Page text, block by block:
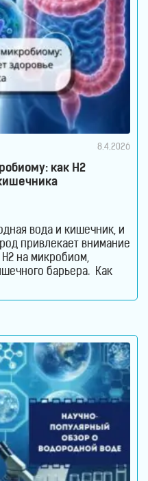
8.4.2026
как H2
вода и кишечник, и
привлекает внимание
на микробиом,
барьера. Как
органом,
Именно здесь